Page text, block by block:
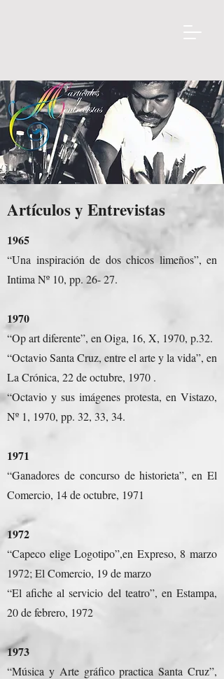
Artículos y Entrevistas
1965
“Una inspiración de dos chicos limeños”, en
Intima Nº 10, pp. 26- 27.
1970
“Op art diferente”, en Oiga, 16, X, 1970, p.32.
“Octavio Santa Cruz, entre el arte y la vida”, en
La Crónica, 22 de octubre, 1970 .
“Octavio y sus imágenes protesta, en Vistazo,
Nº 1, 1970, pp. 32, 33, 34.
1971
“Ganadores de concurso de historieta”, en El
Comercio, 14 de octubre, 1971
1972
“Capeco elige Logotipo”,en Expreso, 8 marzo
1972; El Comercio, 19 de marzo
“El afiche al servicio del teatro”, en Estampa,
20 de febrero, 1972
1973
“Música y Arte gráfico practica Santa Cruz”,